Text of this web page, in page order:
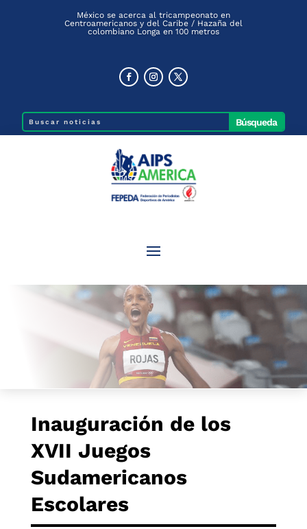
México se acerca al tricampeonato en
Centroamericanos y del Caribe / Hazaña del
colombiano Longa en 100 metros
Inauguración de los
XVII Juegos
Sudamericanos
Escolares